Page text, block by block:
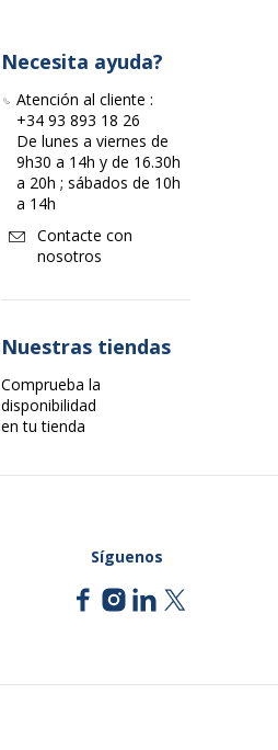
Necesita ayuda?
Atención al cliente :
+34 93 893 18 26
De lunes a viernes de
9h30 a 14h y de 16.30h
a 20h ; sábados de 10h
a 14h
Contacte con
nosotros
Nuestras tiendas
Comprueba la
disponibilidad
en tu tienda
Síguenos